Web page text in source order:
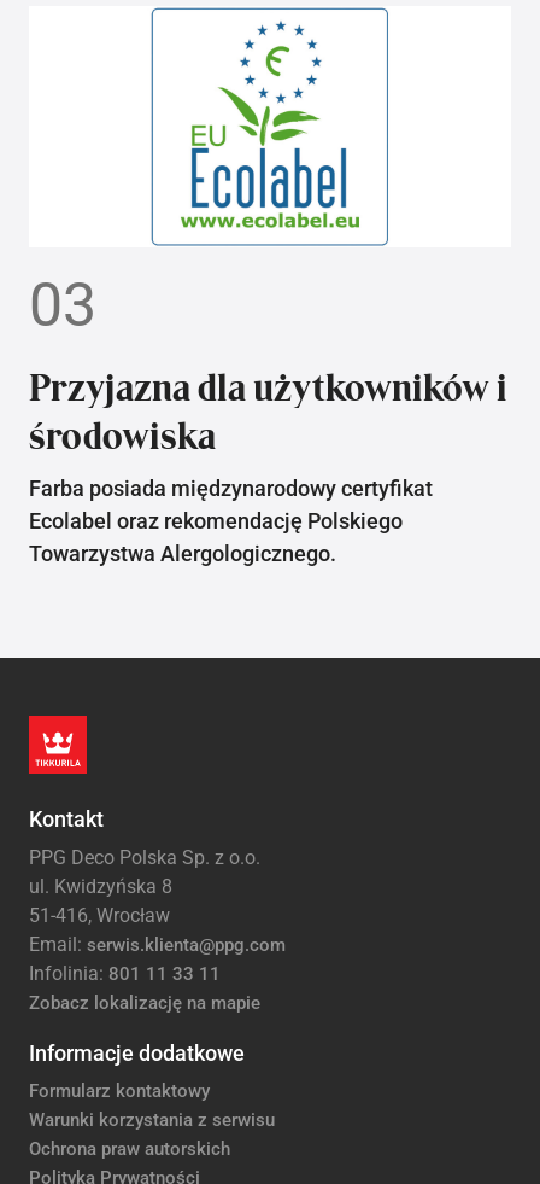
03
Przyjazna dla użytkowników i
środowiska
Farba posiada międzynarodowy certyfikat
Ecolabel oraz rekomendację Polskiego
Towarzystwa Alergologicznego.
Kontakt
PPG Deco Polska Sp. z o.o.
ul. Kwidzyńska 8
51-416, Wrocław
Email: serwis.klienta@ppg.com
Infolinia: 801 11 33 11
Zobacz lokalizację na mapie
Informacje dodatkowe
Formularz kontaktowy
Warunki korzystania z serwisu
Ochrona praw autorskich
Polityka Prywatności